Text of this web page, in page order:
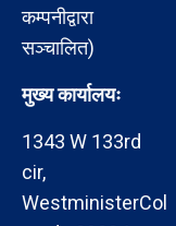
कम्पनीद्वारा
सञ्चालित)
मुख्य कार्यालयः
1343 W 133rd
cir,
WestministerCol